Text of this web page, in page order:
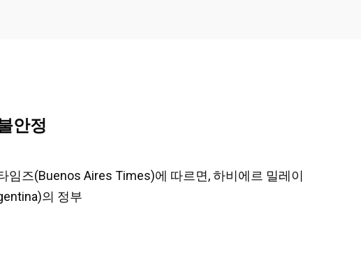
안정
즈(Buenos Aires Times)에 따르면, 하비에르 밀레이
의 정부